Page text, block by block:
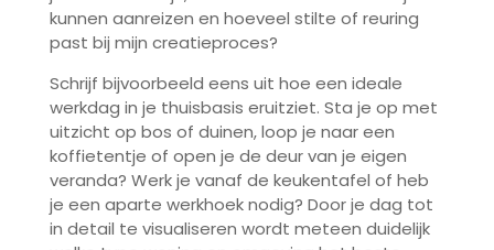
kunnen aanreizen en hoeveel stilte of reuring
past bij mijn creatieproces?
Schrijf bijvoorbeeld eens uit hoe een ideale
werkdag in je thuisbasis eruitziet. Sta je op met
uitzicht op bos of duinen, loop je naar een
koffietentje of open je de deur van je eigen
veranda? Werk je vanaf de keukentafel of heb
je een aparte werkhoek nodig? Door je dag tot
in detail te visualiseren wordt meteen duidelijk